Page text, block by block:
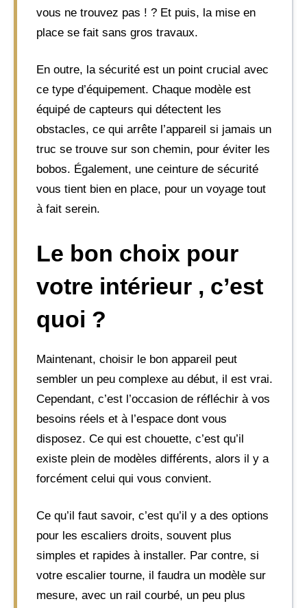
vous ne trouvez pas ! ? Et puis, la mise en
place se fait sans gros travaux.
En outre, la sécurité est un point crucial avec
ce type d’équipement. Chaque modèle est
équipé de capteurs qui détectent les
obstacles, ce qui arrête l’appareil si jamais un
truc se trouve sur son chemin, pour éviter les
bobos. Également, une ceinture de sécurité
vous tient bien en place, pour un voyage tout
à fait serein.
Le bon choix pour
votre intérieur , c’est
quoi ?
Maintenant, choisir le bon appareil peut
sembler un peu complexe au début, il est vrai.
Cependant, c’est l’occasion de réfléchir à vos
besoins réels et à l’espace dont vous
disposez. Ce qui est chouette, c’est qu’il
existe plein de modèles différents, alors il y a
forcément celui qui vous convient.
Ce qu’il faut savoir, c’est qu’il y a des options
pour les escaliers droits, souvent plus
simples et rapides à installer. Par contre, si
votre escalier tourne, il faudra un modèle sur
mesure, avec un rail courbé, un peu plus